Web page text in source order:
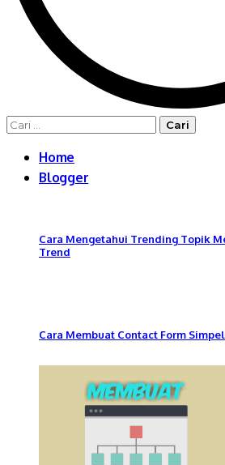
Cari
Home
Blogger
Cara Mengetahui Trending Topik
Trend
Cara Membuat Contact Form